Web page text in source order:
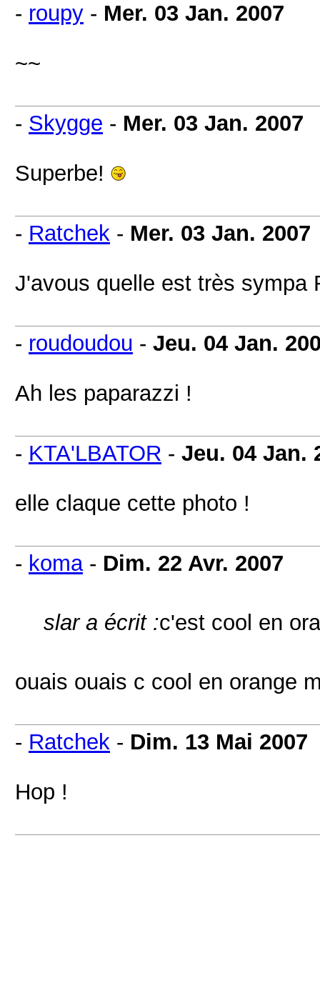
- roupy - Mer. 03 Jan. 2007
~~
- Skygge - Mer. 03 Jan. 2007
Superbe!
- Ratchek - Mer. 03 Jan. 2007
J'avous quelle est très sympa
- roudoudou - Jeu. 04 Jan.
Ah les paparazzi !
- KTA'LBATOR - Jeu. 04 Jan.
elle claque cette photo !
- koma- Dim. 22 Avr. 2007
slar a écrit :c'est cool en
ouais ouais c cool en orange
- Ratchek - Dim. 13 Mai 2007
Hop !